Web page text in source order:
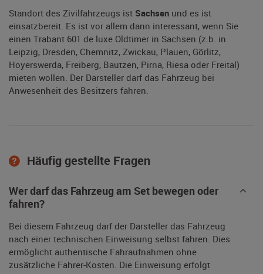
Standort des Zivilfahrzeugs ist Sachsen und es ist
einsatzbereit. Es ist vor allem dann interessant, wenn Sie
einen Trabant 601 de luxe Oldtimer in Sachsen (z.b. in
Leipzig, Dresden, Chemnitz, Zwickau, Plauen, Görlitz,
Hoyerswerda, Freiberg, Bautzen, Pirna, Riesa oder Freital)
mieten wollen. Der Darsteller darf das Fahrzeug bei
Anwesenheit des Besitzers fahren.
Häufig gestellte Fragen
Wer darf das Fahrzeug am Set bewegen oder
fahren?
Bei diesem Fahrzeug darf der Darsteller das Fahrzeug
nach einer technischen Einweisung selbst fahren. Dies
ermöglicht authentische Fahraufnahmen ohne
zusätzliche Fahrer-Kosten. Die Einweisung erfolgt